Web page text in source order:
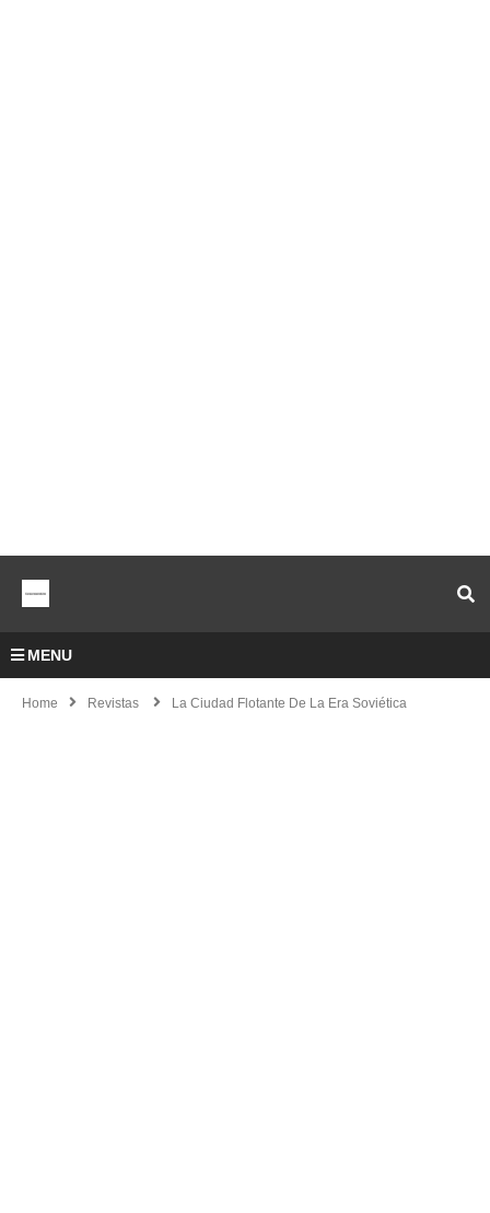
MENU
Home Revistas La Ciudad Flotante De La Era Soviética